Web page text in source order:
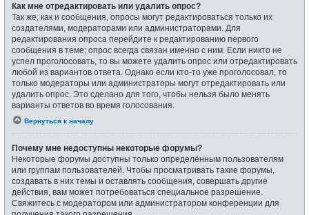
Как мне отредактировать или удалить опрос?
Так же, как и сообщения, опросы могут редактироваться только их
создателями, модераторами или администраторами. Для
редактирования опроса перейдите к редактированию первого
сообщения в теме; опрос всегда связан именно с ним. Если никто не
успел проголосовать, то вы можете удалить опрос или отредактировать
любой из вариантов ответа. Однако если кто-то уже проголосовал, то
только модераторы или администраторы могут отредактировать или
удалить опрос. Это сделано для того, чтобы нельзя было менять
варианты ответов во время голосования.
Вернуться к началу
Почему мне недоступны некоторые форумы?
Некоторые форумы доступны только определённым пользователям
или группам пользователей. Чтобы просматривать такие форумы,
создавать в них темы и оставлять сообщения, совершать другие
действия, вам может потребоваться специальное разрешение.
Свяжитесь с модератором или администратором конференции для